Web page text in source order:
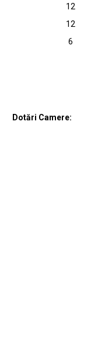
12
12
6
Dotări Camere: